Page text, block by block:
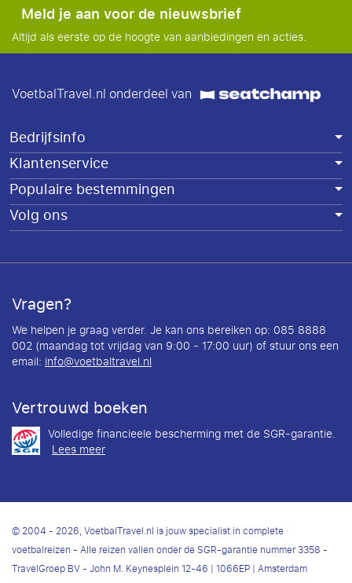
Meld je aan voor de nieuwsbrief
Altijd als eerste op de hoogte van aanbiedingen en acties.
VoetbalTravel.nl onderdeel van
Bedrijfsinfo
Klantenservice
Populaire bestemmingen
Volg ons
Vragen?
We helpen je graag verder. Je kan ons bereiken op: 085 8888
002 (maandag tot vrijdag van 9:00 - 17:00 uur) of stuur ons een
email: info@voetbaltravel.nl
Vertrouwd boeken
Volledige financieele bescherming met de SGR-garantie.
Lees meer
© 2004 - 2026, VoetbalTravel.nl is jouw specialist in complete
voetbalreizen - Alle reizen vallen onder de SGR-garantie nummer 3358 -
TravelGroep BV - John M. Keynesplein 12-46 | 1066EP | Amsterdam